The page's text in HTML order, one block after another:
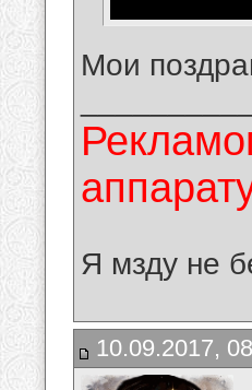
Мои
Я мзду не
10.09.2017,